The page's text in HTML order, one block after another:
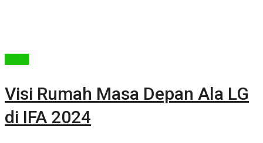
Visi Rumah Masa Depan Ala LG
di IFA 2024